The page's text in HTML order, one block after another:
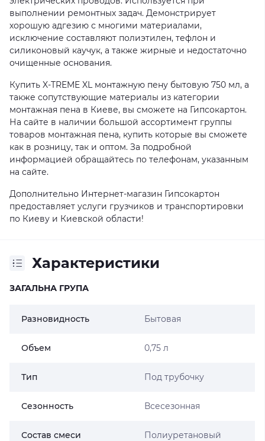
выполнении ремонтных задач. Демонстрирует
хорошую адгезию с многими материалами,
исключение составляют полиэтилен, тефлон и
силиконовый каучук, а также жирные и недостаточно
очищенные основания.
Купить X-TREME XL монтажную пену бытовую 750 мл, а
также сопутствующие материалы из категории
монтажная пена в Киеве, вы сможете на Гипсокартон.
На сайте в наличии большой ассортимент группы
товаров монтажная пена, купить которые вы сможете
как в розницу, так и оптом. За подробной
информацией обращайтесь по телефонам, указанным
на сайте.
Дополнительно Интернет-магазин Гипсокартон
предоставляет услуги грузчиков и транспортировки
по Киеву и Киевской области!
Характеристики
ЗАГАЛЬНА ГРУПА
Разновидность Бытовая
Объем 0,75 л
Тип Под трубочку
Сезонность Всесезонная
Состав смеси Полиуретановый